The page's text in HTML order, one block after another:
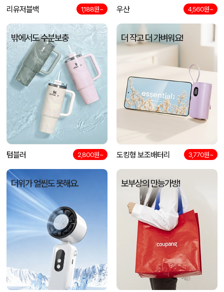
리유저블백 1,188원~ 우산 4,560원~
밖에서도 수분보충
텀블러 2,800원~
더 작고 더 가벼워요!
도킹형 보조배터리 3,770원~
더위가 얼씬도 못해요. 보부상의 만능가방!